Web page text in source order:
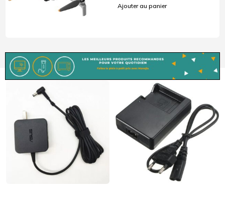
Ajouter au panier